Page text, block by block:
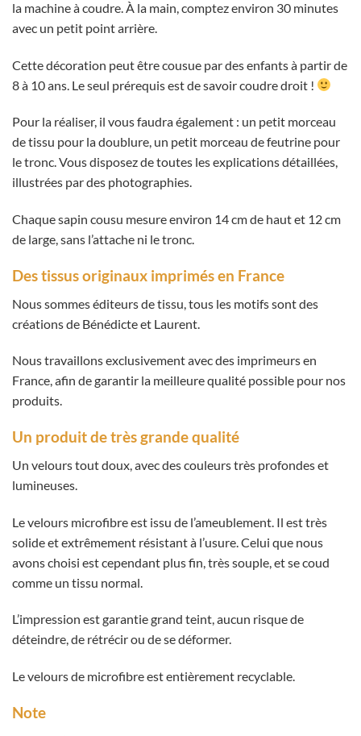
la machine à coudre. À la main, comptez environ 30 minutes
avec un petit point arrière.
Cette décoration peut être cousue par des enfants à partir de
8 à 10 ans. Le seul prérequis est de savoir coudre droit !
Pour la réaliser, il vous faudra également : un petit morceau
de tissu pour la doublure, un petit morceau de feutrine pour
le tronc. Vous disposez de toutes les explications détaillées,
illustrées par des photographies.
Chaque sapin cousu mesure environ 14 cm de haut et 12 cm
de large, sans l’attache ni le tronc.
Des tissus originaux imprimés en France
Nous sommes éditeurs de tissu, tous les motifs sont des
créations de Bénédicte et Laurent.
Nous travaillons exclusivement avec des imprimeurs en
France, afin de garantir la meilleure qualité possible pour nos
produits.
Un produit de très grande qualité
Un velours tout doux, avec des couleurs très profondes et
lumineuses.
Le velours microfibre est issu de l’ameublement. Il est très
solide et extrêmement résistant à l’usure. Celui que nous
avons choisi est cependant plus fin, très souple, et se coud
comme un tissu normal.
L’impression est garantie grand teint, aucun risque de
déteindre, de rétrécir ou de se déformer.
Le velours de microfibre est entièrement recyclable.
Note